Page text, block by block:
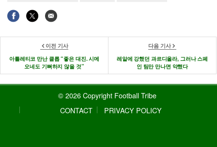
이전 기사
아틀레티코 만난 클롭 “좋은 대진. 시메
오네도 기뻐하지 않을 것”
다음 기사
레알에 강했던 과르디올라, 그러나 스페
인 팀만 만나면 약했다
© 2026 Copyright Football Tribe
CONTACT
PRIVACY POLICY